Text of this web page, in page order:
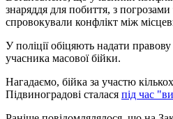
знаряддя для побиття, з
спровокували конфлікт між
У поліції обіцяють надати
учасника масової бійки.
Нагадаємо, бійка за участю
Підвиноградові сталася під час